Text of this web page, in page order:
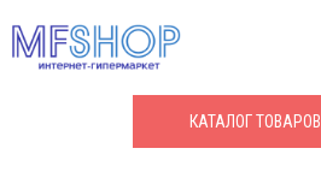
КАТАЛОГТОВАРОВ